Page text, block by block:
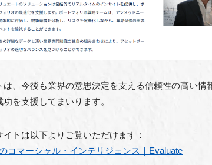
は、今後も業界の意思決定を支える信頼性の高い情
を支援してまいります。
トは以下よりご覧いただけます：
コマーシャル・インテリジェンス｜Evaluate